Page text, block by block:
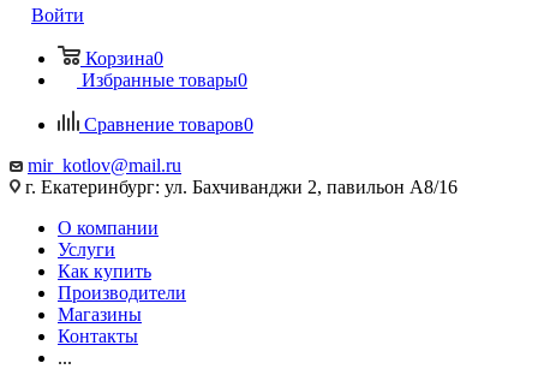
Войти
Корзина0
Избранные товары0
Сравнение товаров0
mir_kotlov@mail.ru
г. Екатеринбург: ул. Бахчиванджи 2, павильон А8/16
О компании
Услуги
Как купить
Производители
Магазины
Контакты
...